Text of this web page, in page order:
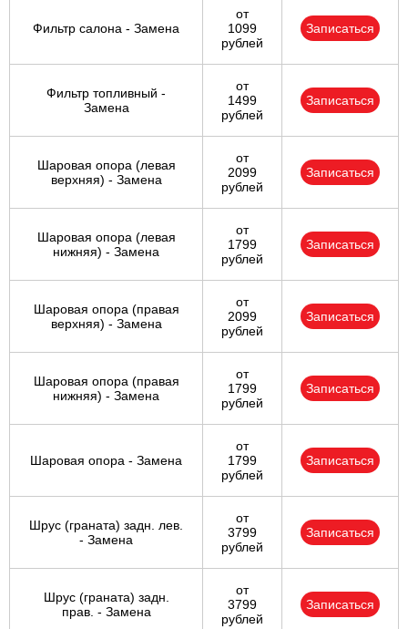
Фильтр салона - Замена
от
1099
рублей
Записаться
Фильтр топливный -
Замена
от
1499
рублей
Записаться
Шаровая опора (левая
верхняя) - Замена
от
2099
рублей
Записаться
Шаровая опора (левая
нижняя) - Замена
от
1799
рублей
Записаться
Шаровая опора (правая
верхняя) - Замена
от
2099
рублей
Записаться
Шаровая опора (правая
нижняя) - Замена
от
1799
рублей
Записаться
Шаровая опора - Замена
от
1799
рублей
Записаться
Шрус (граната) задн. лев.
- Замена
от
3799
рублей
Записаться
Шрус (граната) задн.
прав. - Замена
от
3799
рублей
Записаться